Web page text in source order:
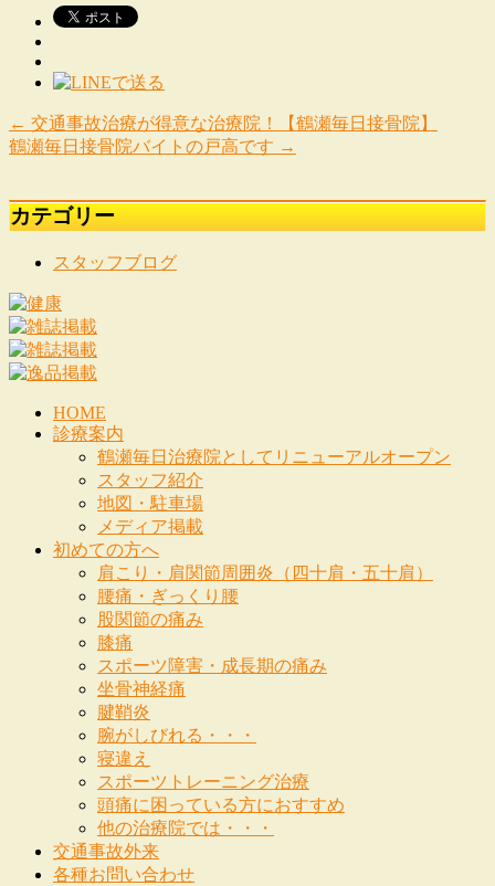
← 交通事故治療が得意な治療院！【鶴瀬毎日接骨院】
鶴瀬毎日接骨院バイトの戸高です →
カテゴリー
スタッフブログ
HOME
診療案内
鶴瀬毎日治療院としてリニューアルオープン
スタッフ紹介
地図・駐車場
メディア掲載
初めての方へ
肩こり・肩関節周囲炎（四十肩・五十肩）
腰痛・ぎっくり腰
股関節の痛み
膝痛
スポーツ障害・成長期の痛み
坐骨神経痛
腱鞘炎
腕がしびれる・・・
寝違え
スポーツトレーニング治療
頭痛に困っている方におすすめ
他の治療院では・・・
交通事故外来
各種お問い合わせ